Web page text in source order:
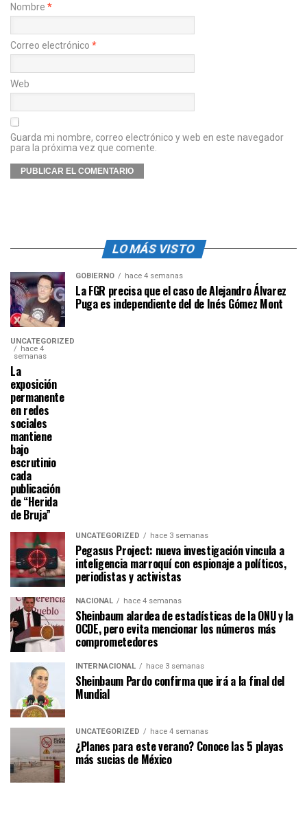
Nombre *
Correo electrónico *
Web
Guarda mi nombre, correo electrónico y web en este navegador
para la próxima vez que comente.
LO MÁS VISTO
GOBIERNO hace 4 semanas
La FGR precisa que el caso de Alejandro Álvarez
Puga es independiente del de Inés Gómez Mont
UNCATEGORIZED
hace 4
semanas
La
exposición
permanente
en redes
sociales
mantiene
bajo
escrutinio
cada
publicación
de “Herida
de Bruja”
UNCATEGORIZED hace 3 semanas
Pegasus Project: nueva investigación vincula a
inteligencia marroquí con espionaje a políticos,
periodistas y activistas
NACIONAL hace 4 semanas
Sheinbaum alardea de estadísticas de la ONU y la
OCDE, pero evita mencionar los números más
comprometedores
INTERNACIONAL hace 3 semanas
Sheinbaum Pardo confirma que irá a la final del
Mundial
UNCATEGORIZED hace 4 semanas
¿Planes para este verano? Conoce las 5 playas
más sucias de México